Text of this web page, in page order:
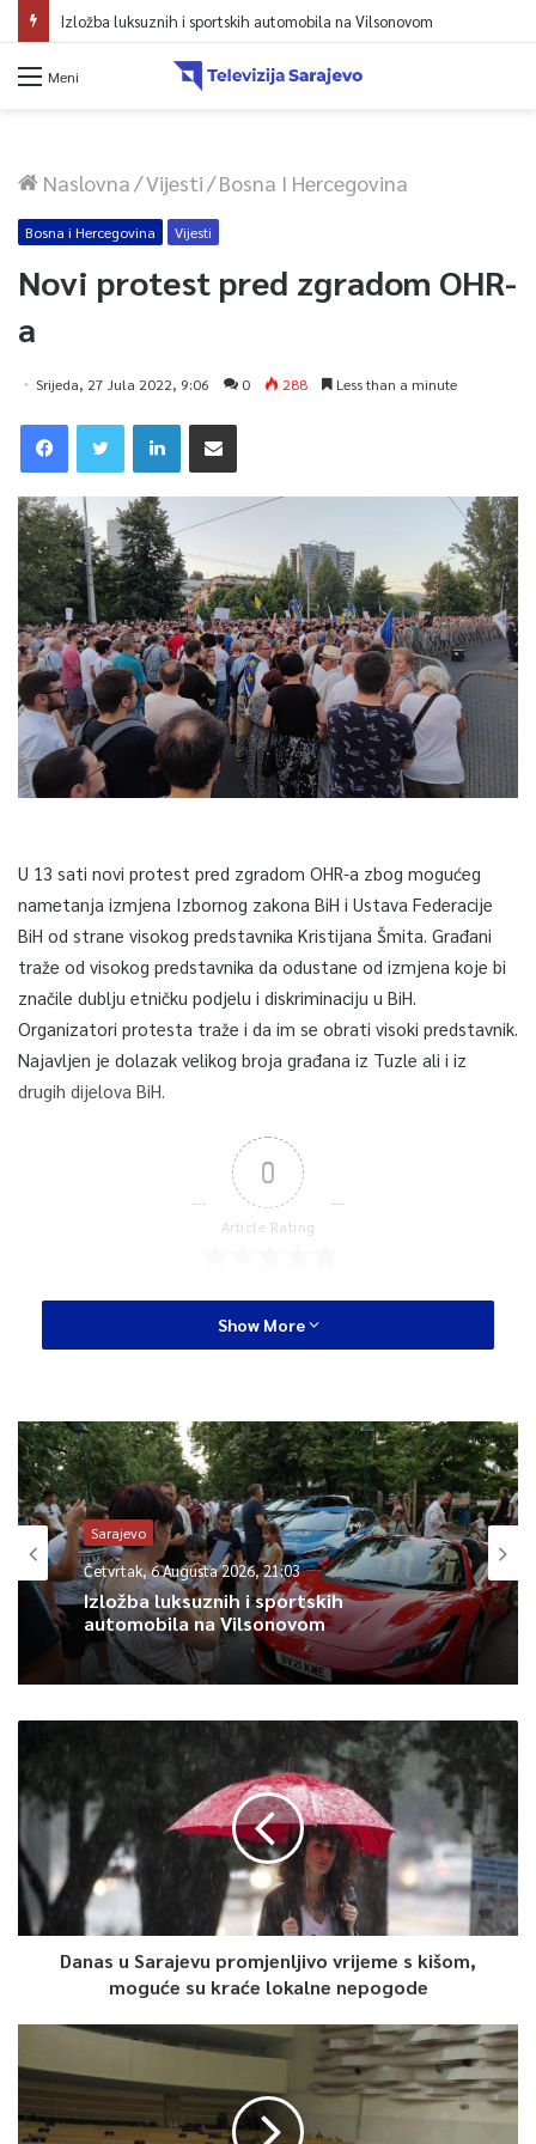
Izložba luksuznih i sportskih automobila na Vilsonovom
Meni
Naslovna/Vijesti/Bosna I Hercegovina
Bosna i Hercegovina Vijesti
Novi protest pred zgradom OHR-
a
Srijeda, 27 Jula 2022, 9:06 0 288 Less than a minute
U 13 sati novi protest pred zgradom OHR-a zbog mogućeg
nametanja izmjena Izbornog zakona BiH i Ustava Federacije
BiH od strane visokog predstavnika Kristijana Šmita. Građani
traže od visokog predstavnika da odustane od izmjena koje bi
značile dublju etničku podjelu i diskriminaciju u BiH.
Organizatori protesta traže i da im se obrati visoki predstavnik.
Najavljen je dolazak velikog broja građana iz Tuzle ali i iz
drugih dijelova BiH.
0
Article Rating
Show More
Sarajevo
Četvrtak, 6 Augusta 2026, 21:03
Izložba luksuznih i sportskih
automobila na Vilsonovom
Danas u Sarajevu promjenljivo vrijeme s kišom,
moguće su kraće lokalne nepogode